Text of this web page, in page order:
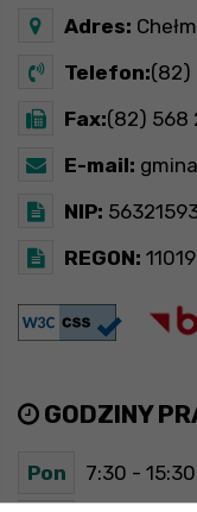
Adres:
Telefon:(82)
Fax:(82) 568
E-mail:
NIP:
REGON:
GODZINY
Pon 7:30 - 15:30